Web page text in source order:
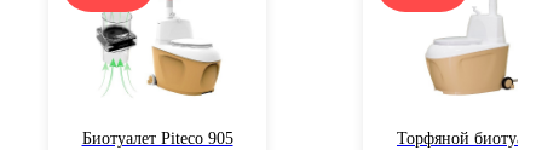
Биотуалет Piteco 905
Торфяной